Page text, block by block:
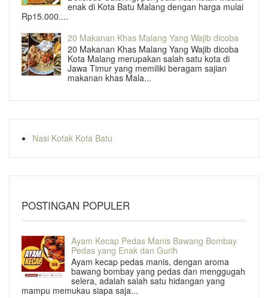
enak di Kota Batu Malang dengan harga mulai
Rp15.000....
20 Makanan Khas Malang Yang Wajib dicoba
20 Makanan Khas Malang Yang Wajib dicoba
Kota Malang merupakan salah satu kota di
Jawa Timur yang memiliki beragam sajian
makanan khas Mala...
Nasi Kotak Kota Batu
POSTINGAN POPULER
Ayam Kecap Pedas Manis Bawang Bombay
Pedas yang Enak dan Gurih
Ayam kecap pedas manis, dengan aroma
bawang bombay yang pedas dan menggugah
selera, adalah salah satu hidangan yang
mampu memukau siapa saja...